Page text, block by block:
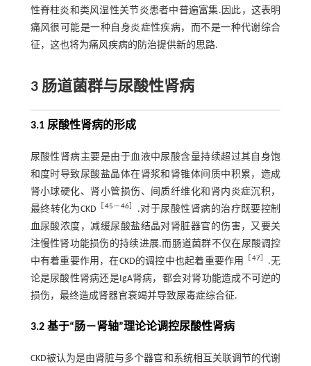
性脊柱炎和类风湿性关节炎患者中普遍富集.因此，这表明
痛风很可能是一种自身炎症性疾病，而不是一种代谢综合
征，这也将为痛风疾病的防治提供新的思路.
3 肠道菌群与尿酸性肾病
3.1 尿酸性肾病的形成
尿酸性肾病主要是由于血液中尿酸含量持续超过其自身饱
和度时导致尿酸盐晶体在肾浆和肾锥体间质中积累，造成
肾小球硬化、肾小管损伤、间质纤维化和肾内炎症沉积，
最终转化为CKD
45－46］
.对于尿酸性肾病的治疗既要控制
血尿酸浓度，减缓尿酸盐结晶对肾脏器官的伤害，又要关
注慢性肾功能损伤的持续进展.而肠道菌群不仅在尿酸调控
中有着重要作用，在CKD的调控中也起着重要作用
47］ .无
论是尿酸性肾病还是IgA肾病，都会对肾功能造成不可逆的
损伤，最终造成肾器官衰竭并导致尿毒症综合征.
3.2 基于“肠－肾轴”理论论调控尿酸性肾病
CKD被认为是由肾脏与多个器官和系统相互关联调节的代谢